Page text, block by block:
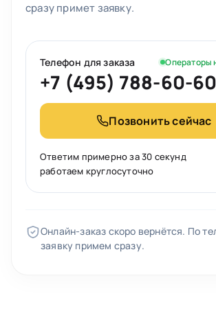
сразу примет заявку.
Телефон для заказа Операторы
+7 (495) 788-60-60
Позвонить сейчас
Ответим примерно за 30 секунд
работаем круглосуточно
Онлайн-заказ скоро вернётся. По
заявку примем сразу.